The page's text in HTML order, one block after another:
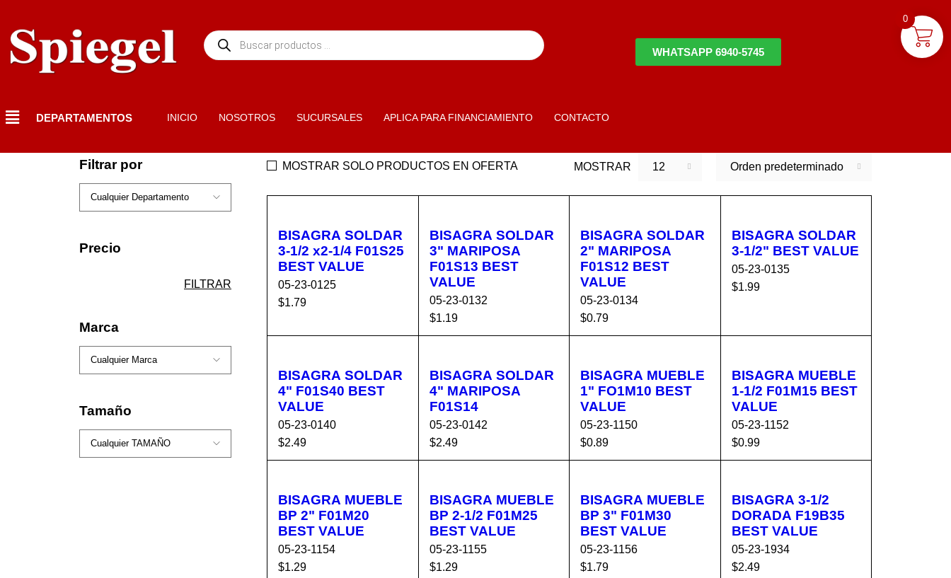
WHATSAPP 6940-5745
DEPARTAMENTOS INICIO NOSOTROS SUCURSALES APLICA PARA FINANCIAMIENTO CONTACTO
Filtrar por
Precio
FILTRAR
Marca
Tamaño
Orden predeterminado
MOSTRAR 12
MOSTRAR SOLO PRODUCTOS EN OFERTA
BISAGRA SOLDAR
3-1/2 x2-1/4 F01S25
BEST VALUE
05-23-0125
$1.79
BISAGRA SOLDAR
3" MARIPOSA
F01S13 BEST
VALUE
05-23-0132
$1.19
AÑADIR AL C
VISTA
BISAGRA SOLDAR
2" MARIPOSA
F01S12 BEST
VALUE
05-23-0134
$0.79
AÑADIR AL C
VISTA
BISAGRA SOLDAR
3-1/2" BEST VALUE
05-23-0135
$1.99
BISAGRA SOLDAR
4" F01S40 BEST
VALUE
05-23-0140
$2.49
AÑADIR AL C
VISTA
BISAGRA SOLDAR
4" MARIPOSA
F01S14
05-23-0142
$2.49
AÑADIR AL C
VISTA
BISAGRA MUEBLE
1" FO1M10 BEST
VALUE
05-23-1150
$0.89
AÑADIR AL C
VISTA
BISAGRA MUEBLE
1-1/2 F01M15 BEST
VALUE
05-23-1152
$0.99
AÑADIR AL C
VISTA
BISAGRA MUEBLE
BP 2" F01M20
BEST VALUE
05-23-1154
$1.29
BISAGRA MUEBLE
BP 2-1/2 F01M25
BEST VALUE
05-23-1155
$1.29
BISAGRA MUEBLE
BP 3" F01M30
BEST VALUE
05-23-1156
$1.79
BISAGRA 3-1/2
DORADA F19B35
BEST VALUE
05-23-1934
$2.49
0